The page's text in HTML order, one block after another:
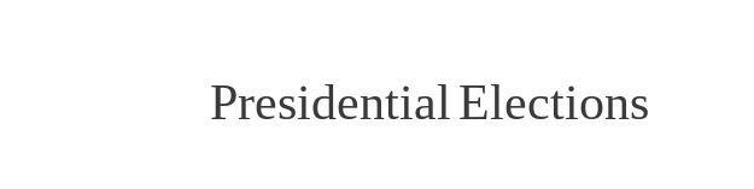
Presidential Elections